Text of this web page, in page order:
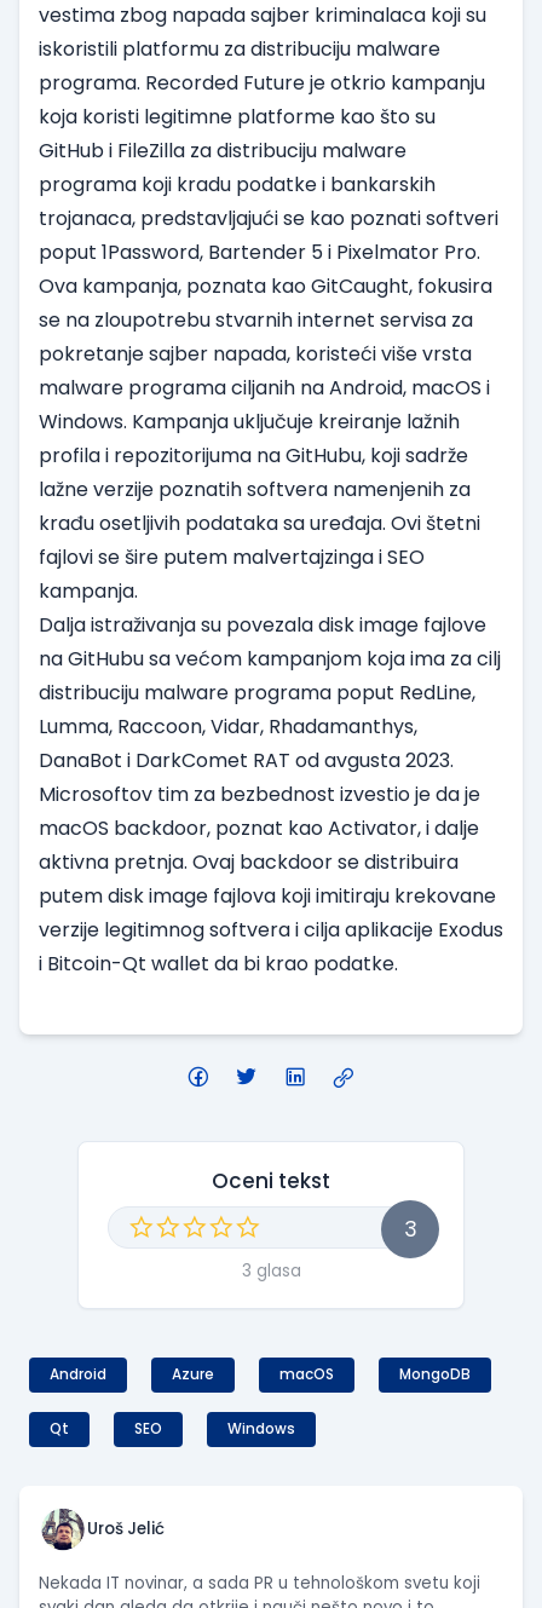
vestima zbog napada sajber kriminalaca koji su
iskoristili platformu za distribuciju malware
programa. Recorded Future je otkrio kampanju
koja koristi legitimne platforme kao što su
GitHub i FileZilla za distribuciju malware
programa koji kradu podatke i bankarskih
trojanaca, predstavljajući se kao poznati softveri
poput 1Password, Bartender 5 i Pixelmator Pro.
Ova kampanja, poznata kao GitCaught, fokusira
se na zloupotrebu stvarnih internet servisa za
pokretanje sajber napada, koristeći više vrsta
malware programa ciljanih na Android, macOS i
Windows. Kampanja uključuje kreiranje lažnih
profila i repozitorijuma na GitHubu, koji sadrže
lažne verzije poznatih softvera namenjenih za
krađu osetljivih podataka sa uređaja. Ovi štetni
fajlovi se šire putem malvertajzinga i SEO
kampanja.
Dalja istraživanja su povezala disk image fajlove
na GitHubu sa većom kampanjom koja ima za cilj
distribuciju malware programa poput RedLine,
Lumma, Raccoon, Vidar, Rhadamanthys,
DanaBot i DarkComet RAT od avgusta 2023.
Microsoftov tim za bezbednost izvestio je da je
macOS backdoor, poznat kao Activator, i dalje
aktivna pretnja. Ovaj backdoor se distribuira
putem disk image fajlova koji imitiraju krekovane
verzije legitimnog softvera i cilja aplikacije Exodus
i Bitcoin-Qt wallet da bi krao podatke.
Oceni tekst
3
3 glasa
Android Azure macOS MongoDB
Qt SEO Windows
Uroš Jelić
Nekada IT novinar, a sada PR u tehnološkom svetu koji